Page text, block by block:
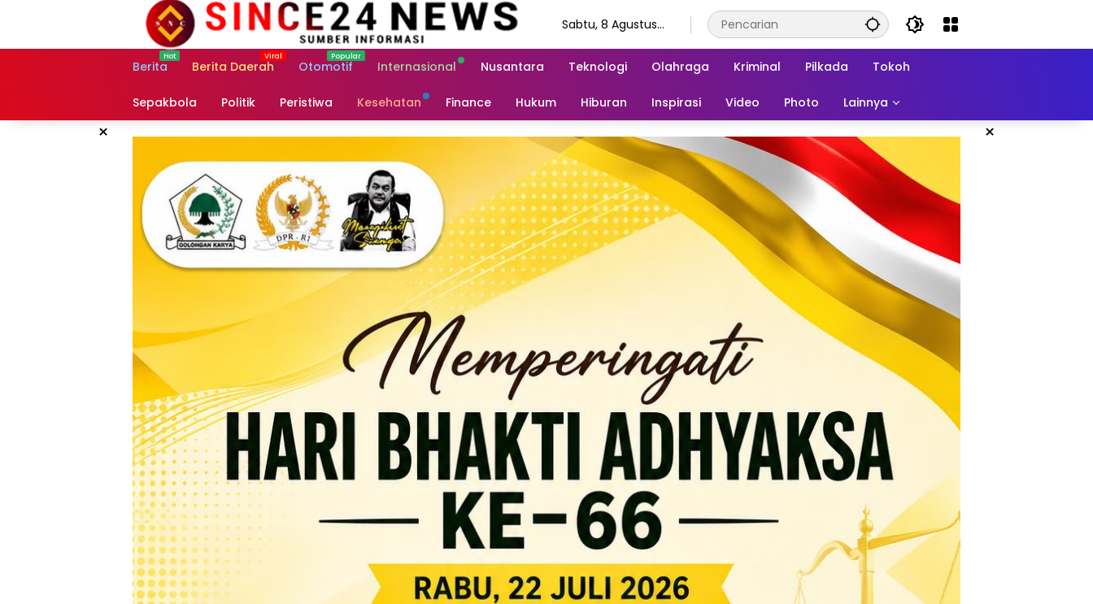
Sabtu, 8 Agustus
Berita
Berita Daerah Otomotif Internasional Nusantara Teknologi Olahraga Kriminal Pilkada Tokoh
Sepakbola Politik Peristiwa Kesehatan Finance Hukum Hiburan Inspirasi Video Photo Lainnya
× ×